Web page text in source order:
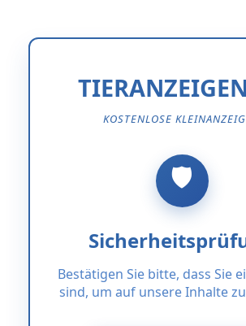
TIERANZEIGEN
KOSTENLOSE
Bestätigen Sie bitte, dass Sie
sind, um auf unsere Inhalte